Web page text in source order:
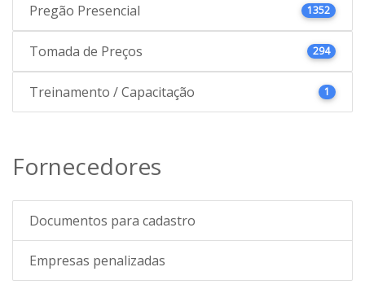
Pregão Presencial 1352
Tomada de Preços 294
Treinamento / Capacitação 1
Fornecedores
Documentos para cadastro
Empresas penalizadas